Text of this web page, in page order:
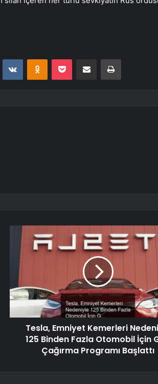
VKontakteOdnoklassniki
Pocket E-Posta ile paylaş Yazdır
Tesla, Emniyet Kemerleri
125 Binden Fazla Otomobil İçin
Çağırma Programı Başlattı